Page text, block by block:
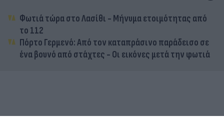
Φωτιά τώρα στο Λασίθι - Μήνυμα ετοιμότητας από
το 112
Πόρτο Γερμενό: Από τον καταπράσινο παράδεισο σε
ένα βουνό από στάχτες - Οι εικόνες μετά την φωτιά